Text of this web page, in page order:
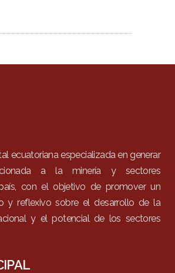
ecuatoriana especializada en generar
a la minería y sectores
con el objetivo de promover un
y reflexivo sobre el desarrollo de la
y el potencial de los sectores